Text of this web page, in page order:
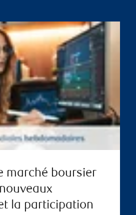
marché boursier
la participation